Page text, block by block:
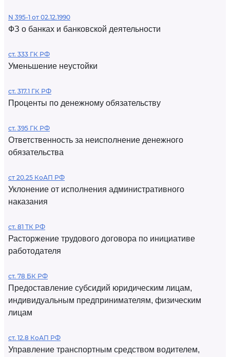
N 395-1 от 02.12.1990
ФЗ о банках и банковской деятельности
ст. 333 ГК РФ
Уменьшение неустойки
ст. 317.1 ГК РФ
Проценты по денежному обязательству
ст. 395 ГК РФ
Ответственность за неисполнение денежного
обязательства
ст 20.25 КоАП РФ
Уклонение от исполнения административного
наказания
ст. 81 ТК РФ
Расторжение трудового договора по инициативе
работодателя
ст. 78 БК РФ
Предоставление субсидий юридическим лицам,
индивидуальным предпринимателям, физическим
лицам
ст. 12.8 КоАП РФ
Управление транспортным средством водителем,